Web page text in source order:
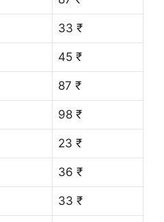
33 ₹
45 ₹
87 ₹
98 ₹
23 ₹
36 ₹
33 ₹